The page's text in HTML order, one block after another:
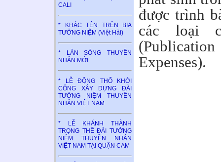
CALI
* KHẮC TÊN TRÊN BIA
TƯỞNG NIỆM (Việt Hải)
* LÀN SÓNG THUYỀN
NHÂN MỚI
* LỄ ĐỘNG THỔ KHỞI
CÔNG XÂY DỰNG ĐÀI
TƯỞNG NIỆM THUYỀN
NHÂN VIỆT NAM
* LỄ KHÁNH THÀNH
TRỌNG THỂ ĐÀI TƯỞNG
NIỆM THUYỀN NHÂN
VIỆT NAM TẠI QUẬN CAM
được trình
các loại
Expenses).